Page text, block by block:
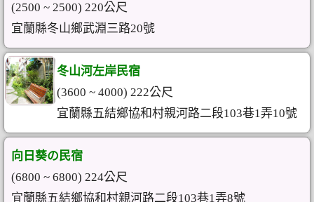
(2500 ~ 2500) 220公尺
宜蘭縣冬山鄉武淵三路20號
冬山河左岸民宿
(3600 ~ 4000) 222公尺
宜蘭縣五結鄉協和村親河路二段103巷1弄10號
向日葵の民宿
(6800 ~ 6800) 224公尺
宜蘭縣五結鄉協和村親河路二段103巷1弄8號